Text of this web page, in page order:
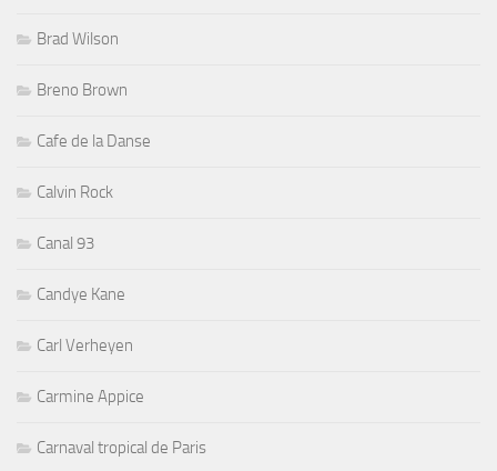
Brad Wilson
Breno Brown
Cafe de la Danse
Calvin Rock
Canal 93
Candye Kane
Carl Verheyen
Carmine Appice
Carnaval tropical de Paris